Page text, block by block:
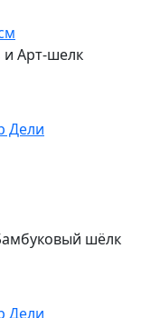
Арт-шелк
шёлк